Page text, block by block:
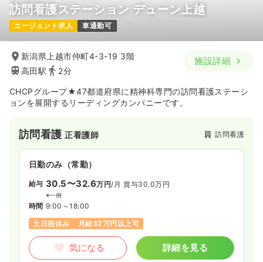
訪問看護ステーション デューン上越
エージェント求人 車通勤可
新潟県上越市仲町4-3-19 3階
高田駅
2分
施設詳細
CHCPグループ★47都道府県に精神科専門の訪問看護ステーシ
ョンを展開するリーディングカンパニーです。
訪問看護正看護師 訪問看護
日勤のみ（常勤）
給与 30.5〜32.6万円/月 賞与30.0万円
※一例
時間 9:00～18:00
土日祝休み
月給32万円以上可
気になる 詳細を見る